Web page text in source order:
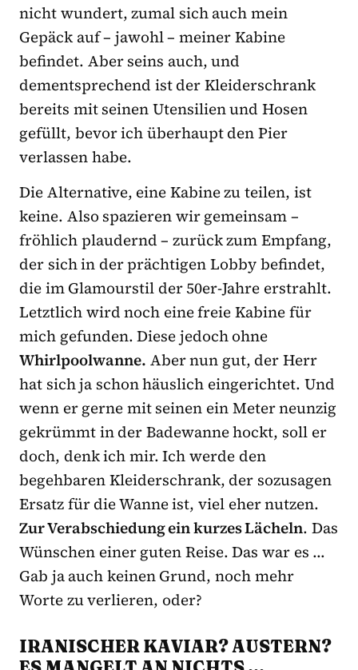
nicht wundert, zumal sich auch mein
Gepäck auf – jawohl – meiner Kabine
befindet. Aber seins auch, und
dementsprechend ist der Kleiderschrank
bereits mit seinen Utensilien und Hosen
gefüllt, bevor ich überhaupt den Pier
verlassen habe.
Die Alternative, eine Kabine zu teilen, ist
keine. Also spazieren wir gemeinsam –
fröhlich plaudernd – zurück zum Empfang,
der sich in der prächtigen Lobby befindet,
die im Glamourstil der 50er-Jahre erstrahlt.
Letztlich wird noch eine freie Kabine für
mich gefunden. Diese jedoch ohne
Whirlpoolwanne. Aber nun gut, der Herr
hat sich ja schon häuslich eingerichtet. Und
wenn er gerne mit seinen ein Meter neunzig
gekrümmt in der Badewanne hockt, soll er
doch, denk ich mir. Ich werde den
begehbaren Kleiderschrank, der sozusagen
Ersatz für die Wanne ist, viel eher nutzen.
Zur Verabschiedung ein kurzes Lächeln. Das
Wünschen einer guten Reise. Das war es …
Gab ja auch keinen Grund, noch mehr
Worte zu verlieren, oder?
IRANISCHER KAVIAR? AUSTERN?